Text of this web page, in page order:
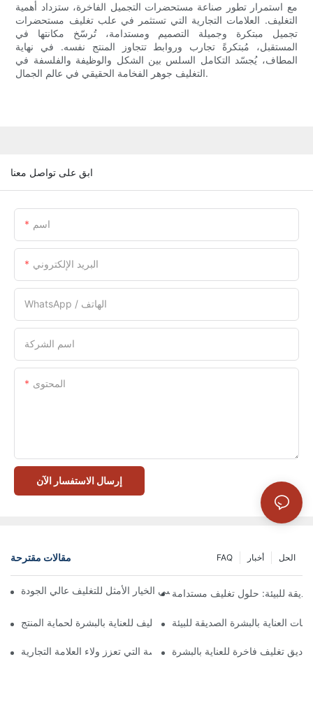
مع استمرار تطور صناعة مستحضرات التجميل الفاخرة، ستزداد أهمية
التغليف. العلامات التجارية التي تستثمر في علب تغليف مستحضرات
تجميل مبتكرة وجميلة التصميم ومستدامة، تُرسّخ مكانتها في
المستقبل، مُبتكرةً تجارب وروابط تتجاوز المنتج نفسه. في نهاية
المطاف، يُجسّد التكامل السلس بين الشكل والوظيفة والفلسفة في
التغليف جوهر الفخامة الحقيقي في عالم الجمال.
ابق على تواصل معنا
اسم
البريد الإلكتروني
WhatsApp / الهاتف
اسم الشركة
المحتوى
إرسال الاستفسار الآن
مقالات مقترحة الحل أخبار FAQ
تُعدّ الصناديق ذات الإغلاق المغناطيسي الخيار الأمثل للتغليف عالي الجودة
للبيئة: حلول تغليف مستدامة
كيفية اختيار أفضل صندوق تغليف للعناية بالبشرة لحماية المنتج
العناية بالبشرة الصديقة للبيئة
صناديق تغليف العناية بالبشرة المخصصة التي تعزز ولاء العلامة التجارية
تغليف فاخرة للعناية بالبشرة